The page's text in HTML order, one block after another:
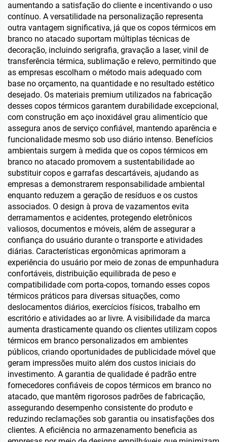
aumentando a satisfação do cliente e incentivando o uso
contínuo. A versatilidade na personalização representa
outra vantagem significativa, já que os copos térmicos em
branco no atacado suportam múltiplas técnicas de
decoração, incluindo serigrafia, gravação a laser, vinil de
transferência térmica, sublimação e relevo, permitindo que
as empresas escolham o método mais adequado com
base no orçamento, na quantidade e no resultado estético
desejado. Os materiais premium utilizados na fabricação
desses copos térmicos garantem durabilidade excepcional,
com construção em aço inoxidável grau alimentício que
assegura anos de serviço confiável, mantendo aparência e
funcionalidade mesmo sob uso diário intenso. Benefícios
ambientais surgem à medida que os copos térmicos em
branco no atacado promovem a sustentabilidade ao
substituir copos e garrafas descartáveis, ajudando as
empresas a demonstrarem responsabilidade ambiental
enquanto reduzem a geração de resíduos e os custos
associados. O design à prova de vazamentos evita
derramamentos e acidentes, protegendo eletrônicos
valiosos, documentos e móveis, além de assegurar a
confiança do usuário durante o transporte e atividades
diárias. Características ergonômicas aprimoram a
experiência do usuário por meio de zonas de empunhadura
confortáveis, distribuição equilibrada de peso e
compatibilidade com porta-copos, tornando esses copos
térmicos práticos para diversas situações, como
deslocamentos diários, exercícios físicos, trabalho em
escritório e atividades ao ar livre. A visibilidade da marca
aumenta drasticamente quando os clientes utilizam copos
térmicos em branco personalizados em ambientes
públicos, criando oportunidades de publicidade móvel que
geram impressões muito além dos custos iniciais do
investimento. A garantia de qualidade é padrão entre
fornecedores confiáveis de copos térmicos em branco no
atacado, que mantêm rigorosos padrões de fabricação,
assegurando desempenho consistente do produto e
reduzindo reclamações sob garantia ou insatisfações dos
clientes. A eficiência no armazenamento beneficia as